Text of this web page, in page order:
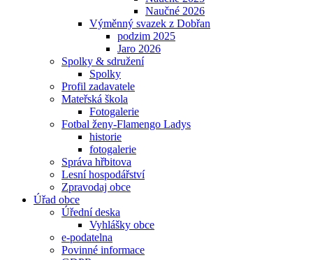
Naučné 2026
Výměnný svazek z Dobřan
podzim 2025
Jaro 2026
Spolky & sdružení
Spolky
Profil zadavatele
Mateřská škola
Fotogalerie
Fotbal ženy-Flamengo Ladys
historie
fotogalerie
Správa hřbitova
Lesní hospodářství
Zpravodaj obce
Úřad obce
Úřední deska
Vyhlášky obce
e-podatelna
Povinné informace